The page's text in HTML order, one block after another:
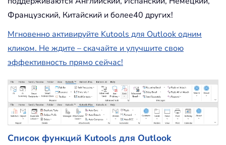
Французский, Китайский и более40 других!
Мгновенно активируйте Kutools для Outlook одним
кликом. Не ждите – скачайте и улучшите свою
эффективность прямо сейчас!
Список функций Kutools для Outlook